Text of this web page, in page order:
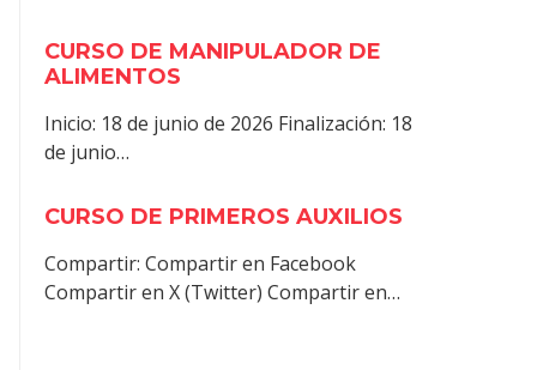
CURSO DE MANIPULADOR DE
ALIMENTOS
Inicio: 18 de junio de 2026 Finalización: 18
de junio…
CURSO DE PRIMEROS AUXILIOS
Compartir: Compartir en Facebook
Compartir en X (Twitter) Compartir en…